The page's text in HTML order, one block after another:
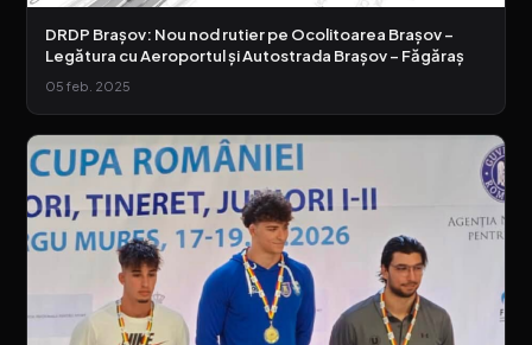
DRDP Brașov: Nou nod rutier pe Ocolitoarea Brașov –
Legătura cu Aeroportul și Autostrada Brașov – Făgăraș
05 feb. 2025